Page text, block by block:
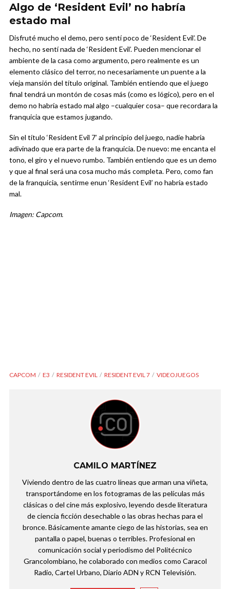
Algo de ‘Resident Evil’ no habría
estado mal
Disfruté mucho el demo, pero sentí poco de ‘Resident Evil’. De
hecho, no sentí nada de ‘Resident Evil’. Pueden mencionar el
ambiente de la casa como argumento, pero realmente es un
elemento clásico del terror, no necesariamente un puente a la
vieja mansión del título original. También entiendo que el juego
final tendrá un montón de cosas más (como es lógico), pero en el
demo no habría estado mal algo –cualquier cosa– que recordara la
franquicia que estamos jugando.
Sin el título ‘Resident Evil 7’ al principio del juego, nadie habría
adivinado que era parte de la franquicia. De nuevo: me encanta el
tono, el giro y el nuevo rumbo. También entiendo que es un demo
y que al final será una cosa mucho más completa. Pero, como fan
de la franquicia, sentirme enun ‘Resident Evil’ no habría estado
mal.
Imagen: Capcom.
CAPCOM E3 RESIDENT EVIL RESIDENT EVIL 7 VIDEOJUEGOS
CAMILO MARTÍNEZ
Viviendo dentro de las cuatro líneas que arman una viñeta,
transportándome en los fotogramas de las películas más
clásicas o del cine más explosivo, leyendo desde literatura
de ciencia ficción desechable o las obras hechas para el
bronce. Básicamente amante ciego de las historias, sea en
pantalla o papel, buenas o terribles. Profesional en
comunicación social y periodismo del Politécnico
Grancolombiano, he colaborado con medios como Caracol
Radio, Cartel Urbano, Diario ADN y RCN Televisión.